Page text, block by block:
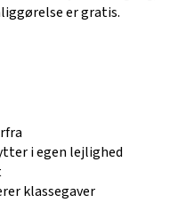
er gratis.
i egen lejlighed
klassegaver